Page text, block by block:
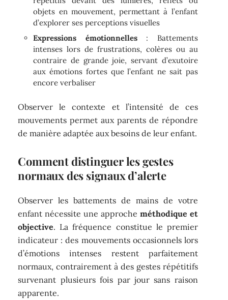
objets en mouvement, permettant à l’enfant
d’explorer ses perceptions visuelles
Expressions émotionnelles: Battements
intenses lors de frustrations, colères ou au
contraire de grande joie, servant d’exutoire
aux émotions fortes que l’enfant ne sait pas
encore verbaliser
Observer le contexte et l’intensité de ces
mouvements permet aux parents de répondre
de manière adaptée aux besoins de leur enfant.
Comment distinguer les gestes
normaux des signaux d’alerte
Observer les battements de mains de votre
enfant nécessite une approche méthodique et
objective. La fréquence constitue le premier
indicateur : des mouvements occasionnels lors
d’émotions intenses restent parfaitement
normaux, contrairement à des gestes répétitifs
survenant plusieurs fois par jour sans raison
apparente.